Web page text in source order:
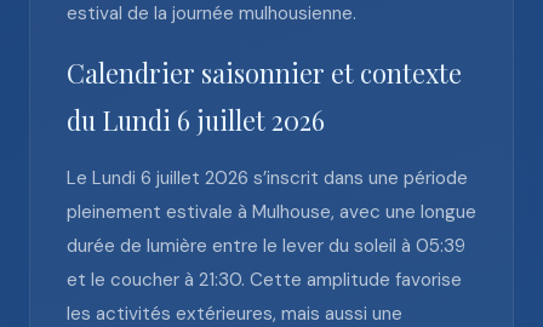
estival de la journée mulhousienne.
Calendrier saisonnier et contexte
du Lundi 6 juillet 2026
Le Lundi 6 juillet 2026 s’inscrit dans une période
pleinement estivale à Mulhouse, avec une longue
durée de lumière entre le lever du soleil à 05:39
et le coucher à 21:30. Cette amplitude favorise
les activités extérieures, mais aussi une